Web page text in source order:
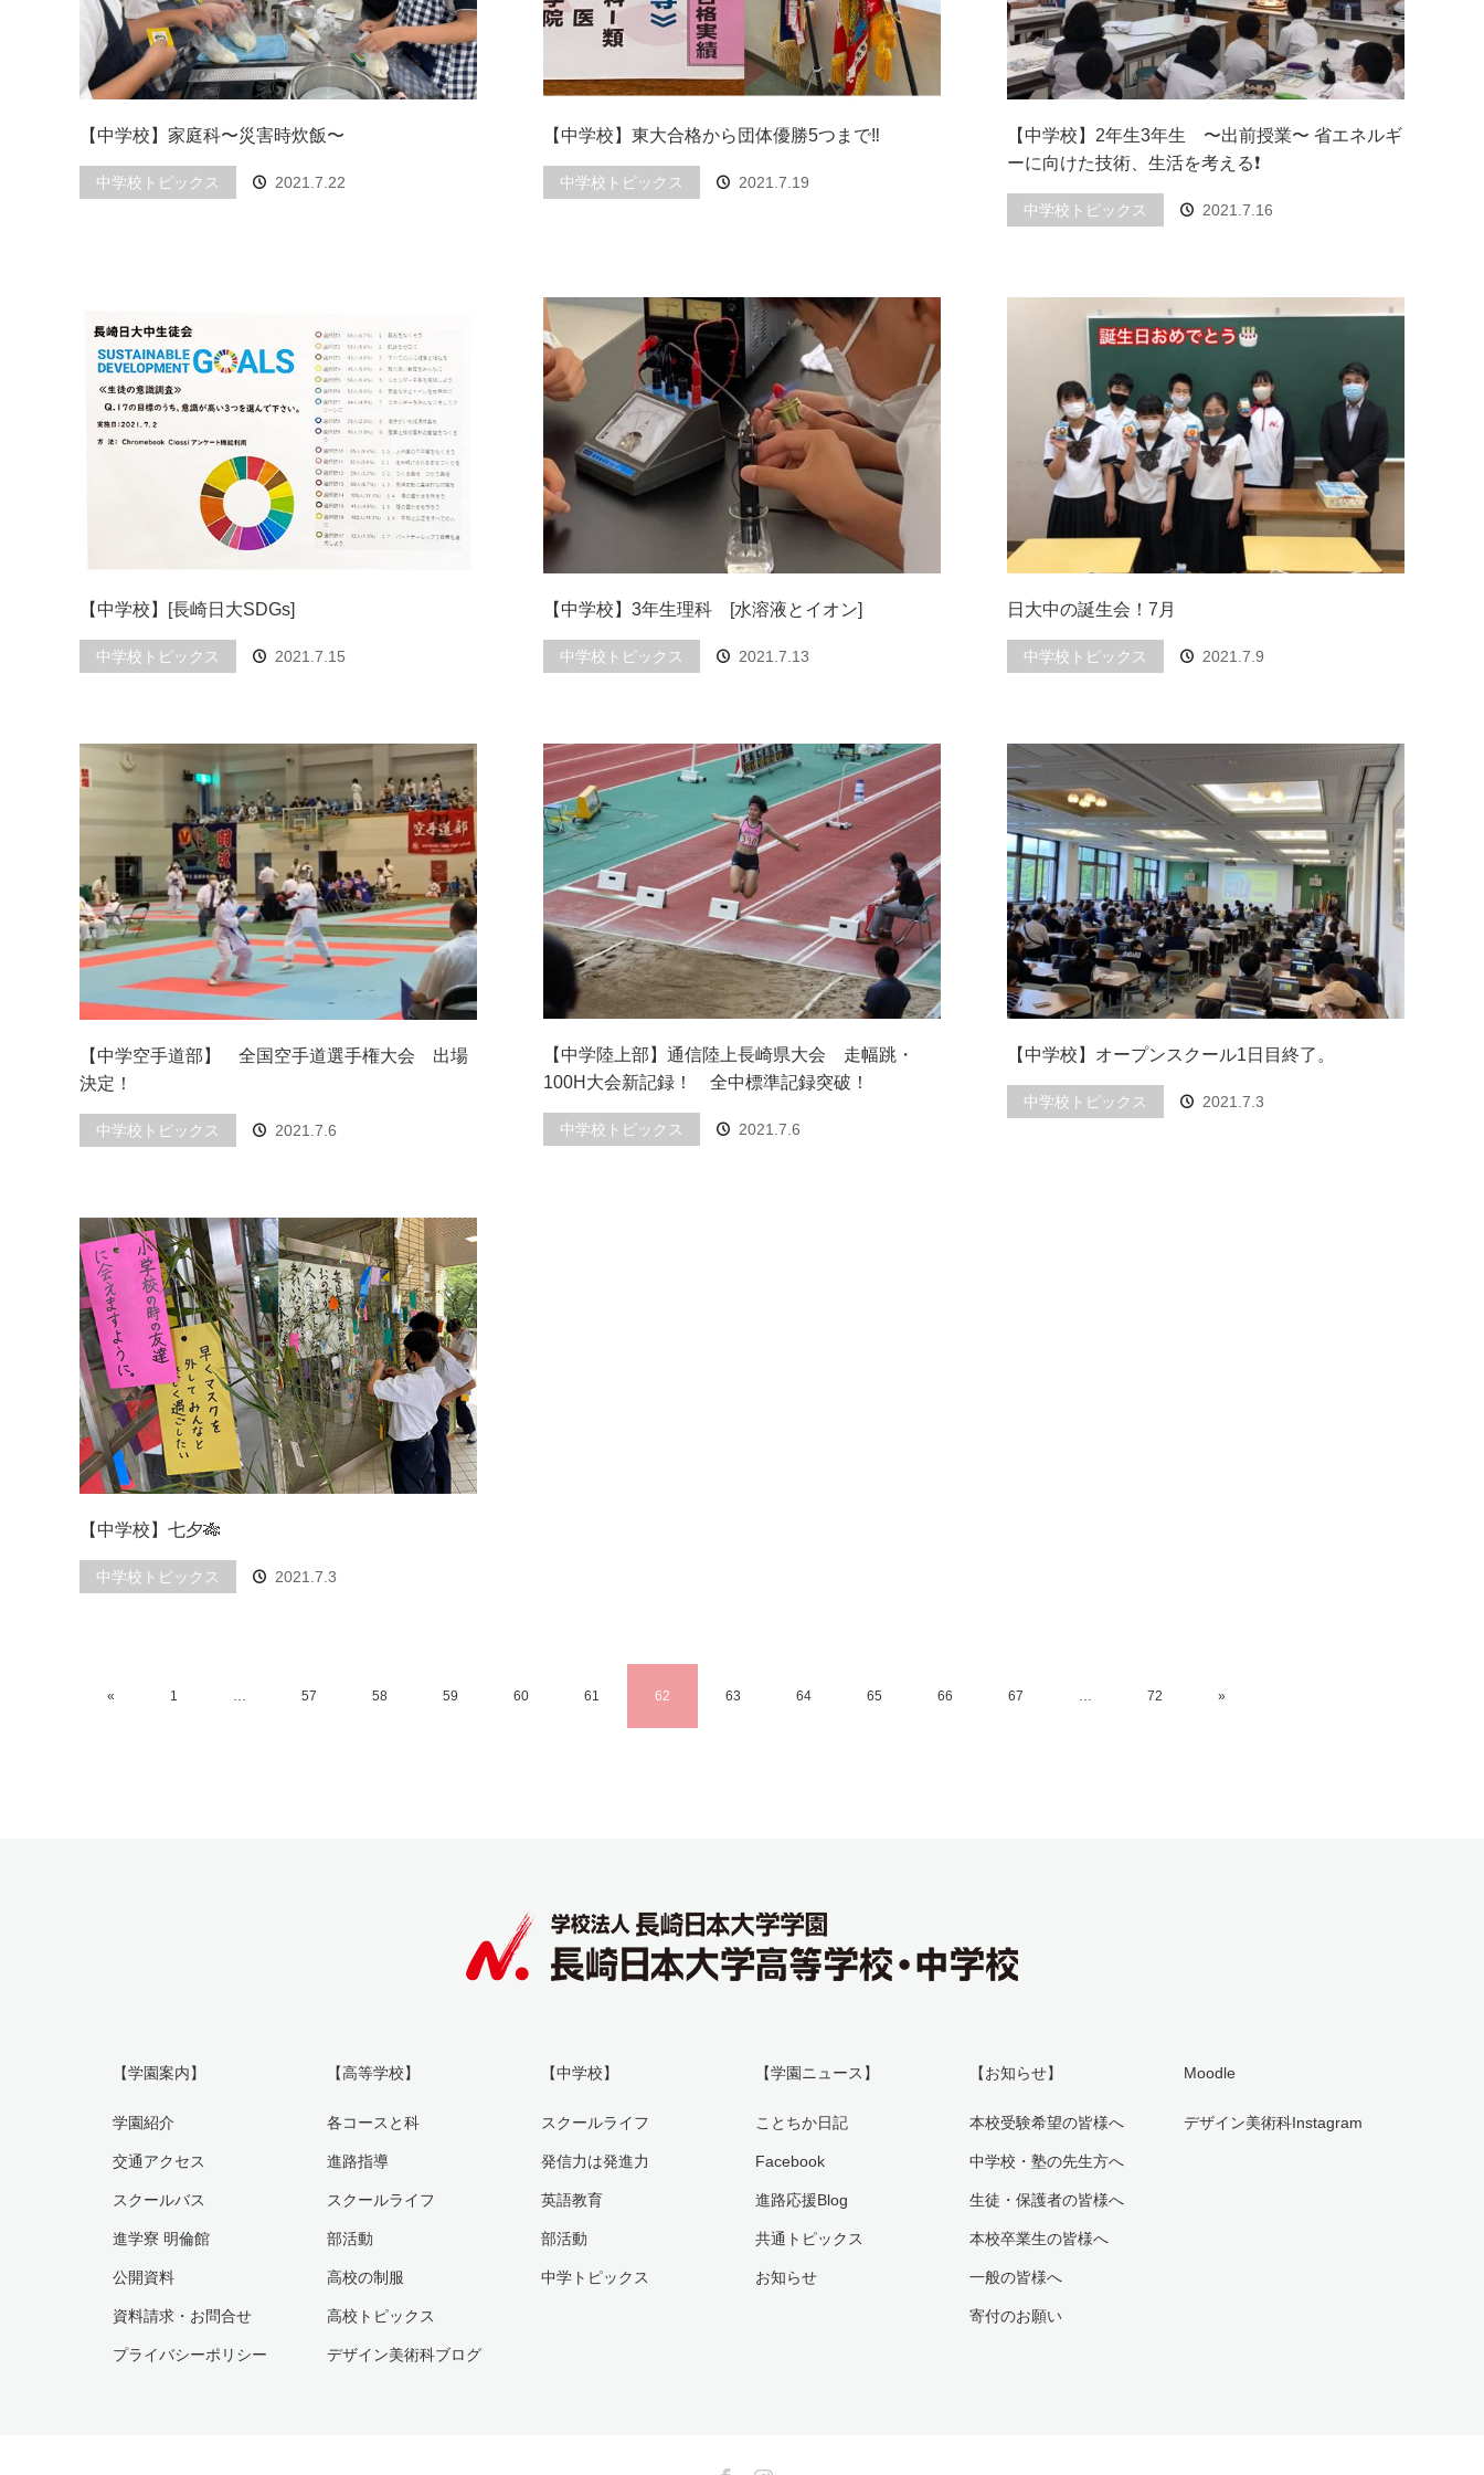
【中学校】家庭科〜災害時炊飯〜
中学校トピックス 2021.7.22
【中学校】東大合格から団体優勝5つまで‼️
中学校トピックス 2021.7.19
【中学校】2年生3年生 〜出前授業〜 省エネルギ
ーに向けた技術、生活を考える❗️
中学校トピックス 2021.7.16
【中学校】[長崎日大SDGs]
中学校トピックス 2021.7.15
【中学校】3年生理科 [水溶液とイオン]
中学校トピックス 2021.7.13
日大中の誕生会！7月
中学校トピックス 2021.7.9
【中学空手道部】 全国空手道選手権大会 出場
決定！
中学校トピックス 2021.7.6
【中学陸上部】通信陸上長崎県大会 走幅跳・
100H大会新記録！ 全中標準記録突破！
中学校トピックス 2021.7.6
【中学校】オープンスクール1日目終了。
中学校トピックス 2021.7.3
【中学校】七夕🎋
中学校トピックス 2021.7.3
« 1 … 57 58 59 60 61 62 63 64 65 66 67 … 72 »
【学園案内】
学園紹介
交通アクセス
スクールバス
進学寮 明倫館
公開資料
資料請求・お問合せ
プライバシーポリシー
【高等学校】
各コースと科
進路指導
スクールライフ
部活動
高校の制服
高校トピックス
デザイン美術科ブログ
【中学校】
スクールライフ
発信力は発進力
英語教育
部活動
中学トピックス
【学園ニュース】
ことちか日記
Facebook
進路応援Blog
共通トピックス
お知らせ
【お知らせ】
本校受験希望の皆様へ
中学校・塾の先生方へ
生徒・保護者の皆様へ
本校卒業生の皆様へ
一般の皆様へ
寄付のお願い
Moodle
デザイン美術科Instagram